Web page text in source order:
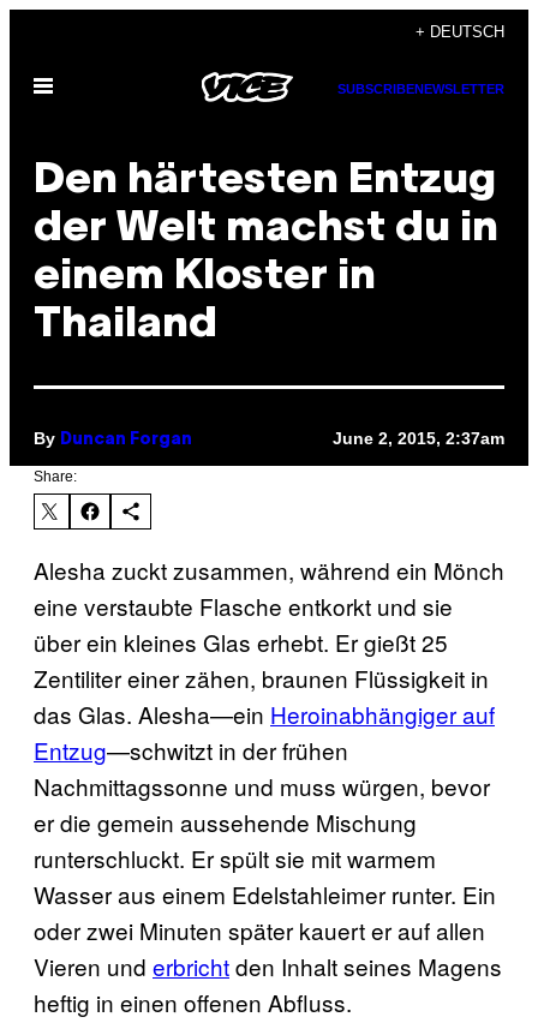
content
+ DEUTSCH
Open
SUBSCRIBENEWSLETTER
Den härtesten Entzug
der Welt machst du in
einem Kloster in
Thailand
By Duncan Forgan June 2, 2015, 2:37am
Share:
Alesha zuckt zusammen, während ein Mönch
eine verstaubte Flasche entkorkt und sie
über ein kleines Glas erhebt. Er gießt 25
Zentiliter einer zähen, braunen Flüssigkeit in
das Glas. Alesha—ein Heroinabhängiger auf
Entzug—schwitzt in der frühen
Nachmittagssonne und muss würgen, bevor
er die gemein aussehende Mischung
runterschluckt. Er spült sie mit warmem
Wasser aus einem Edelstahleimer runter. Ein
oder zwei Minuten später kauert er auf allen
Vieren und erbrichtden Inhalt seines Magens
heftig in einen offenen Abfluss.